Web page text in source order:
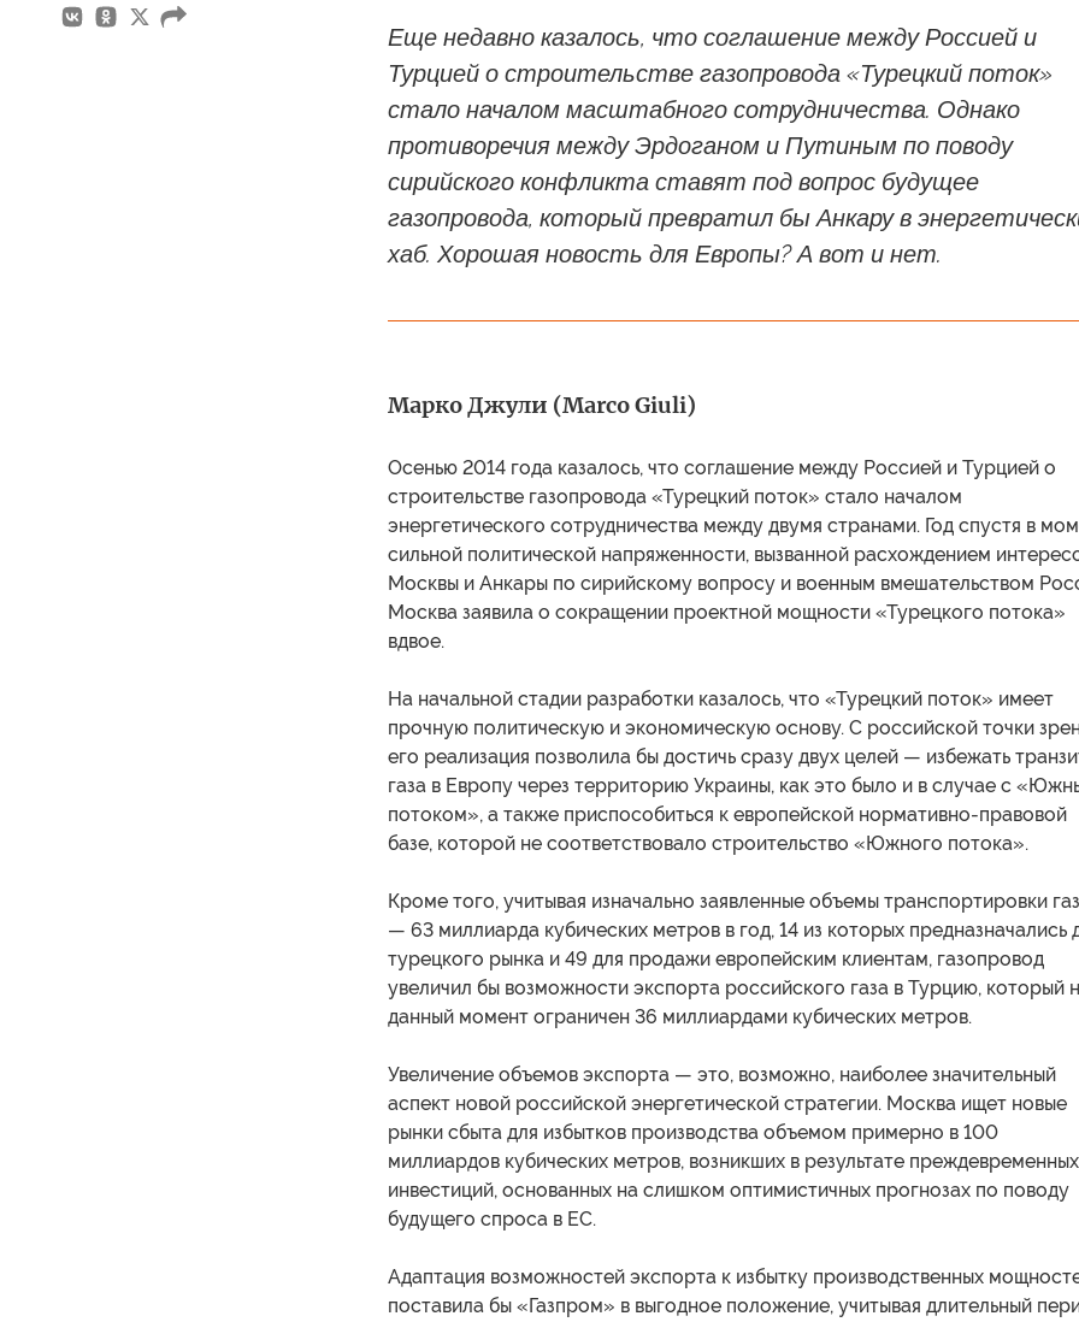
Еще недавно казалось, что соглашение между Россией и
Турцией о строительстве газопровода «Турецкий поток»
стало началом масштабного сотрудничества. Однако
противоречия между Эрдоганом и Путиным по поводу
сирийского конфликта ставят под вопрос будущее
газопровода, который превратил бы Анкару в
хаб. Хорошая новость для Европы? А вот и нет.
Марко Джули (Marco Giuli)
Осенью 2014 года казалось, что соглашение между Россией и Турцией о
строительстве газопровода «Турецкий поток» стало началом
энергетического сотрудничества между двумя странами. Год спустя в
сильной политической напряженности, вызванной расхождением
Москвы и Анкары по сирийскому вопросу и военным вмешательством
Москва заявила о сокращении проектной мощности «Турецкого потока»
вдвое.
На начальной стадии разработки казалось, что «Турецкий поток» имеет
прочную политическую и экономическую основу. С российской точки
его реализация позволила бы достичь сразу двух целей — избежать
газа в Европу через территорию Украины, как это было и в случае с
потоком», а также приспособиться к европейской нормативно-правовой
базе, которой не соответствовало строительство «Южного потока».
Кроме того, учитывая изначально заявленные объемы транспортировки
— 63 миллиарда кубических метров в год, 14 из которых предназначались
турецкого рынка и 49 для продажи европейским клиентам, газопровод
увеличил бы возможности экспорта российского газа в Турцию, который
данный момент ограничен 36 миллиардами кубических метров.
Увеличение объемов экспорта — это, возможно, наиболее значительный
аспект новой российской энергетической стратегии. Москва ищет новые
рынки сбыта для избытков производства объемом примерно в 100
миллиардов кубических метров, возникших в результате преждевременных
инвестиций, основанных на слишком оптимистичных прогнозах по поводу
будущего спроса в ЕС.
Адаптация возможностей экспорта к избытку производственных
поставила бы «Газпром» в выгодное положение, учитывая длительный